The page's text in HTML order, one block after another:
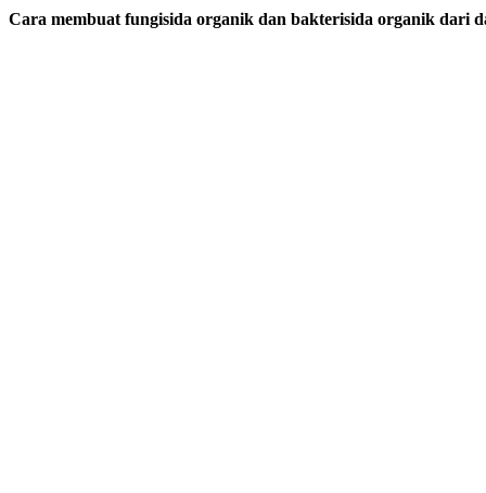
Cara membuat fungisida organik dan bakterisida organik dari